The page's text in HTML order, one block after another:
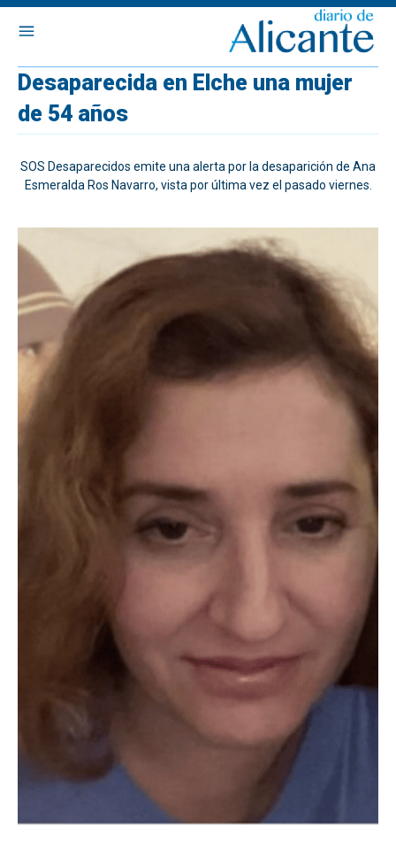
Desaparecida en Elche una mujer
de 54 años
SOS Desaparecidos emite una alerta por la desaparición de Ana
Esmeralda Ros Navarro, vista por última vez el pasado viernes.